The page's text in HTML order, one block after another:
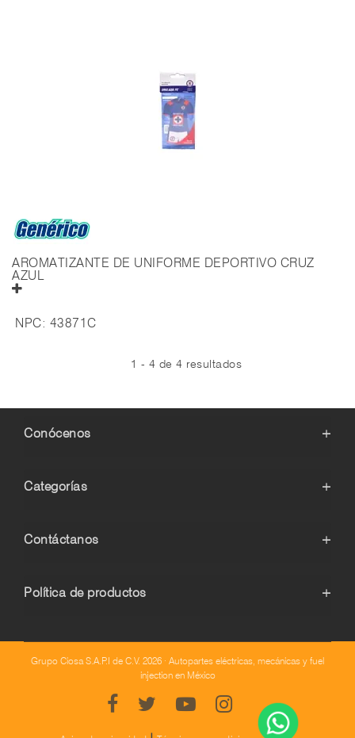
AROMATIZANTE DE UNIFORME DEPORTIVO CRUZ
AZUL
NPC: 43871C
1 - 4 de 4 resultados
Conócenos +
Categorías +
Contáctanos +
Política de productos +
Grupo Ciosa S.A.P.I de C.V. 2026 · Autopartes eléctricas, mecánicas y fuel
injection en México